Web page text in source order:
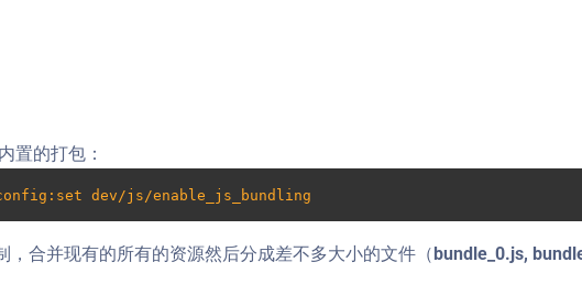
置的打包：
dev/js/enable_js_bundling
，合并现有的所有的资源然后分成差不多大小的文件（bundle_0.js,